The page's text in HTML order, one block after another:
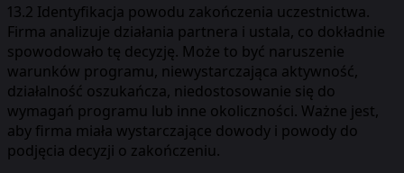
13.2 Identyfikacja powodu zakończenia uczestnictwa.
Firma analizuje działania partnera i ustala, co dokładnie
spowodowało tę decyzję. Może to być naruszenie
warunków programu, niewystarczająca aktywność,
działalność oszukańcza, niedostosowanie się do
wymagań programu lub inne okoliczności. Ważne jest,
aby firma miała wystarczające dowody i powody do
podjęcia decyzji o zakończeniu.